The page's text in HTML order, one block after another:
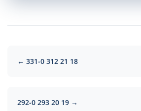
← 331-0 312 21 18
292-0 293 20 19 →